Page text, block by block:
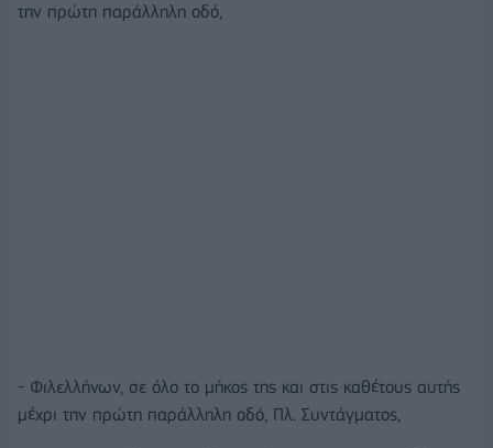
την πρώτη παράλληλη οδό,
- Φιλελλήνων, σε όλο το μήκος της και στις καθέτους αυτής
μέχρι την πρώτη παράλληλη οδό, Πλ. Συντάγματος,